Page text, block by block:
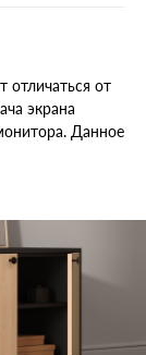
от
экрана
Данное